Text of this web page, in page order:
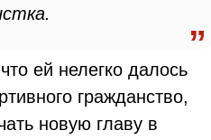
ей нелегко далось
гражданство,
новую главу в